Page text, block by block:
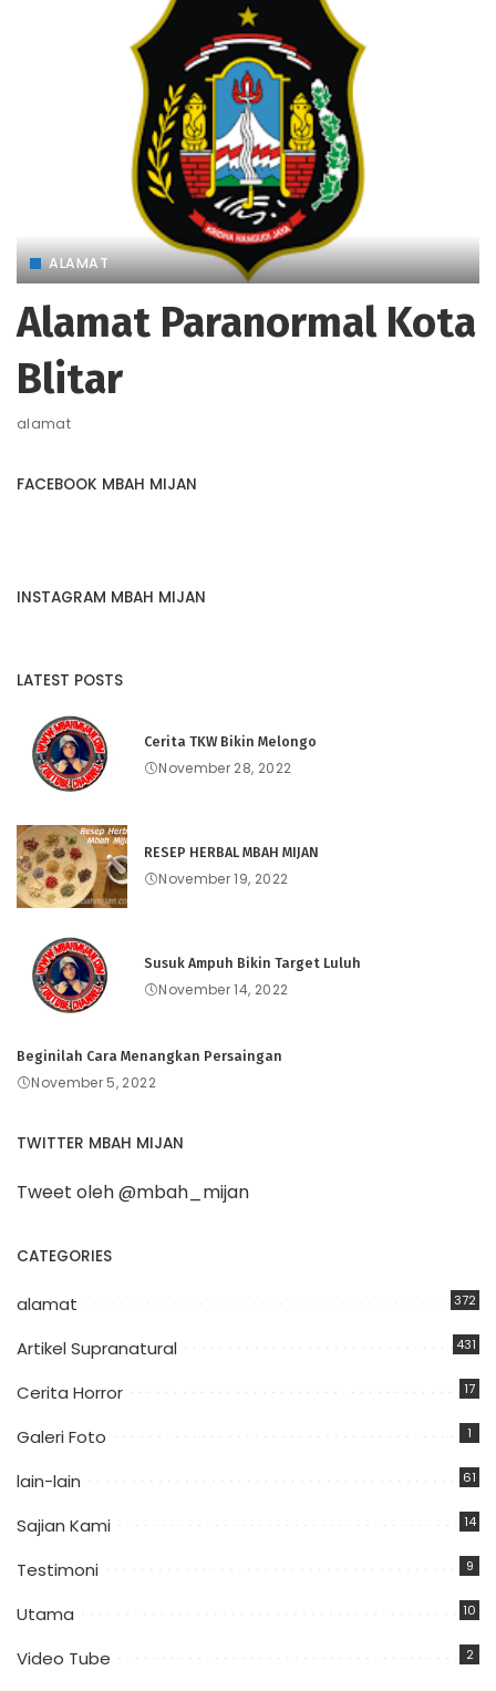
ALAMAT
Alamat Paranormal Kota
Blitar
alamat
FACEBOOK MBAH MIJAN
INSTAGRAM MBAH MIJAN
LATEST POSTS
Cerita TKW Bikin Melongo
November 28, 2022
RESEP HERBAL MBAH MIJAN
November 19, 2022
Susuk Ampuh Bikin Target Luluh
November 14, 2022
Beginilah Cara Menangkan Persaingan
November 5, 2022
TWITTER MBAH MIJAN
Tweet oleh @mbah_mijan
CATEGORIES
alamat 372
Artikel Supranatural 431
Cerita Horror 17
Galeri Foto 1
lain-lain 61
Sajian Kami 14
Testimoni 9
Utama 10
Video Tube 2